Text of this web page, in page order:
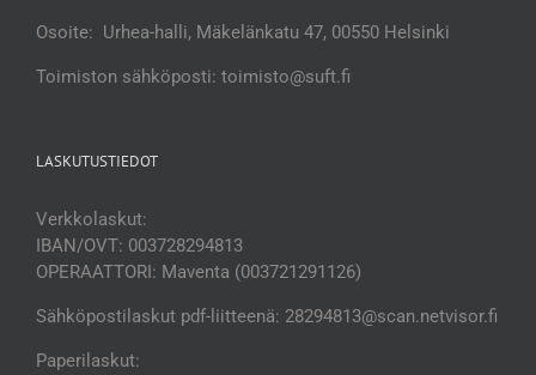
Osoite: Urhea-halli, Mäkelänkatu 47, 00550 Helsinki
Toimiston sähköposti: toimisto@suft.fi
LASKUTUSTIEDOT
Verkkolaskut:
IBAN/OVT: 003728294813
OPERAATTORI: Maventa (003721291126)
Sähköpostilaskut pdf-liitteenä: 28294813@scan.netvisor.fi
Paperilaskut: